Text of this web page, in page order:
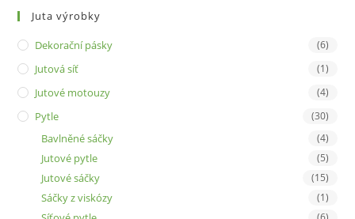
Juta výrobky
Dekorační pásky (6)
Jutová síť (1)
Jutové motouzy (4)
Pytle (30)
Bavlněné sáčky (4)
Jutové pytle (5)
Jutové sáčky (15)
Sáčky z viskózy (1)